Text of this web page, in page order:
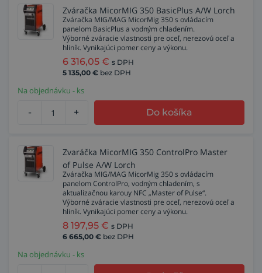
Zváračka MicorMIG 350 BasicPlus A/W Lorch
Zváračka MIG/MAG MicorMig 350 s ovládacím
panelom BasicPlus a vodným chladením.
Výborné zváracie vlastnosti pre oceľ, nerezovú oceľ a
hliník. Vynikajúci pomer ceny a výkonu.
6 316,05 € s DPH
5 135,00 € bez DPH
Na objednávku - ks
- + Do košíka
Zvaráčka MicorMIG 350 ControlPro Master
of Pulse A/W Lorch
Zváračka MIG/MAG MicorMig 350 s ovládacím
panelom ControlPro, vodným chladením, s
aktualizačnou karouy NFC „Master of Pulse“.
Výborné zváracie vlastnosti pre oceľ, nerezovú oceľ a
hliník. Vynikajúci pomer ceny a výkonu.
8 197,95 € s DPH
6 665,00 € bez DPH
Na objednávku - ks